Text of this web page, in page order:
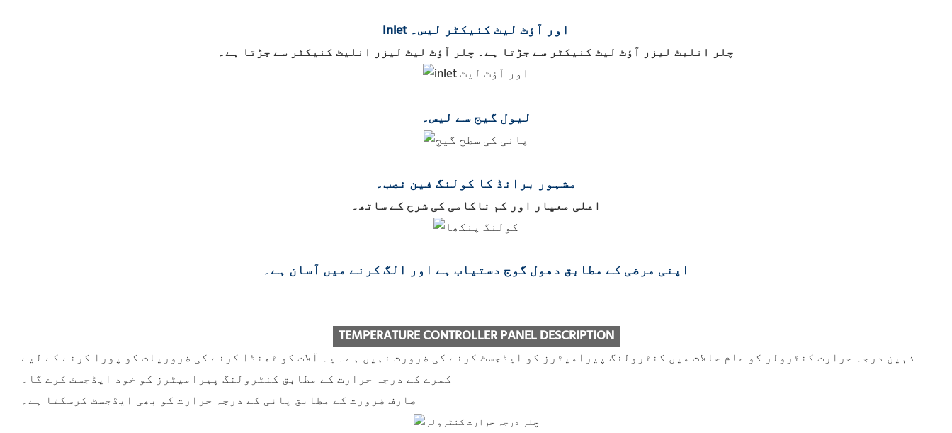
Inlet اور آؤٹ لیٹ کنیکٹر لیس۔
چلر انلیٹ لیزر آؤٹ لیٹ کنیکٹر سے جڑتا ہے۔ چلر آؤٹ لیٹ لیزر انلیٹ کنیکٹر سے جڑتا ہے۔
لیول گیج سے لیس۔
مشہور برانڈ کا کولنگ فین نصب۔
اعلی معیار اور کم ناکامی کی شرح کے ساتھ۔
اپنی مرضی کے مطابق دھول گوج دستیاب ہے اور الگ کرنے میں آسان ہے۔
TEMPERATURE CONTROLLER PANEL DESCRIPTION
ذہین درجہ حرارت کنٹرولر کو عام حالات میں کنٹرولنگ پیرامیٹرز کو ایڈجسٹ کرنے کی ضرورت نہیں ہے۔ یہ آلات کو ٹھنڈا کرنے کی ضروریات کو پورا کرنے کے لیے
کمرے کے درجہ حرارت کے مطابق کنٹرولنگ پیرامیٹرز کو خود ایڈجسٹ کرے گا۔
صارف ضرورت کے مطابق پانی کے درجہ حرارت کو بھی ایڈجسٹ کرسکتا ہے۔